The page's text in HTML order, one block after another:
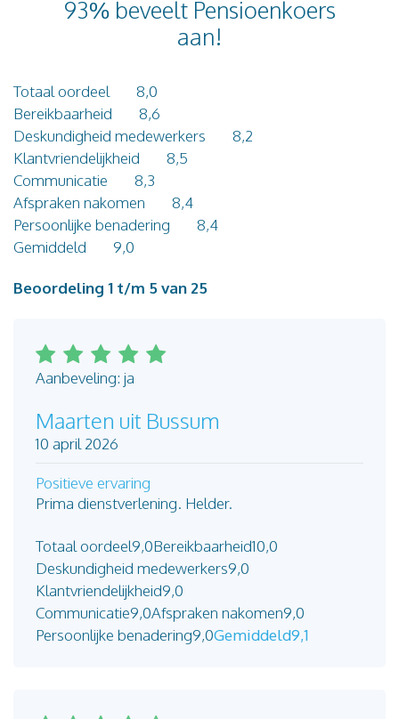
93% beveelt Pensioenkoers
aan!
Totaal oordeel
8,0
Bereikbaarheid
8,6
Deskundigheid medewerkers
8,2
Klantvriendelijkheid
8,5
Communicatie
8,3
Afspraken nakomen
8,4
Persoonlijke benadering
8,4
Gemiddeld
9,0
Beoordeling 1 t/m 5 van 25
Aanbeveling: ja
Maarten uit Bussum
10 april 2026
Positieve ervaring
Prima dienstverlening. Helder.
Totaal oordeel9,0Bereikbaarheid10,0
Deskundigheid medewerkers9,0
Klantvriendelijkheid9,0
Communicatie9,0Afspraken nakomen9,0
Persoonlijke benadering9,0Gemiddeld9,1